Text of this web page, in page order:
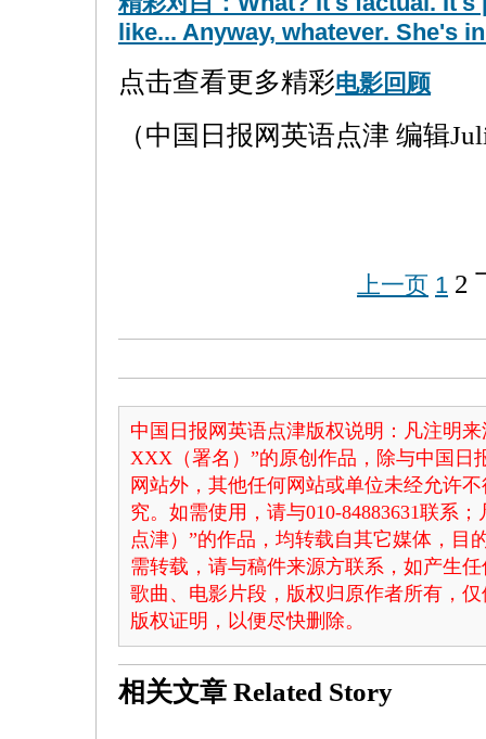
like... Anyway, whatever. She's
点击查看更多精彩电影回顾
（中国日报网英语点津 编辑
上一页 1 2
中国日报网英语点津版权说明：凡注明
XXX（署名）”的原创作品，除与中国日
网站外，其他任何网站或单位未经允许
究。如需使用，请与010-84883631联系
点津）”的作品，均转载自其它媒体，目
需转载，请与稿件来源方联系，如产生
歌曲、电影片段，版权归原作者所有，
版权证明，以便尽快删除。
相关文章 Related Story